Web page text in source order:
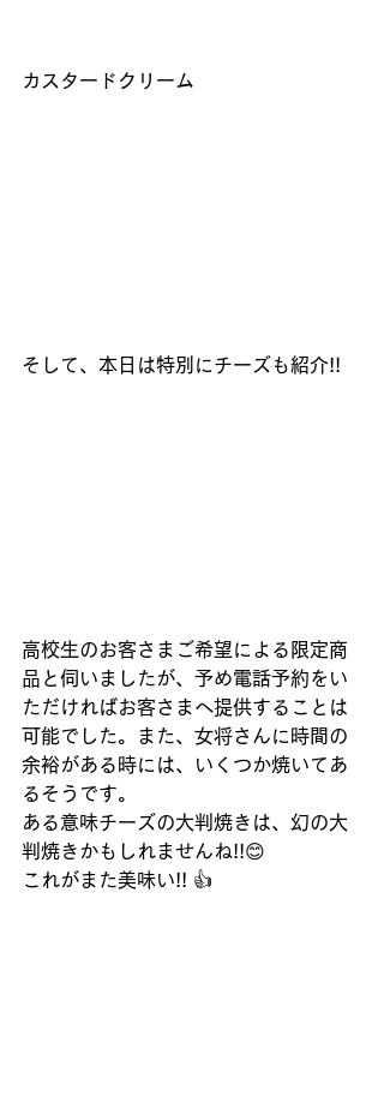
カスタードクリーム
そして、本日は特別にチーズも紹介!!
高校生のお客さまご希望による限定商
品と伺いましたが、予め電話予約をい
ただければお客さまへ提供することは
可能でした。また、女将さんに時間の
余裕がある時には、いくつか焼いてあ
るそうです。
ある意味チーズの大判焼きは、幻の大
判焼きかもしれませんね!!😊
これがまた美味い!! 👍